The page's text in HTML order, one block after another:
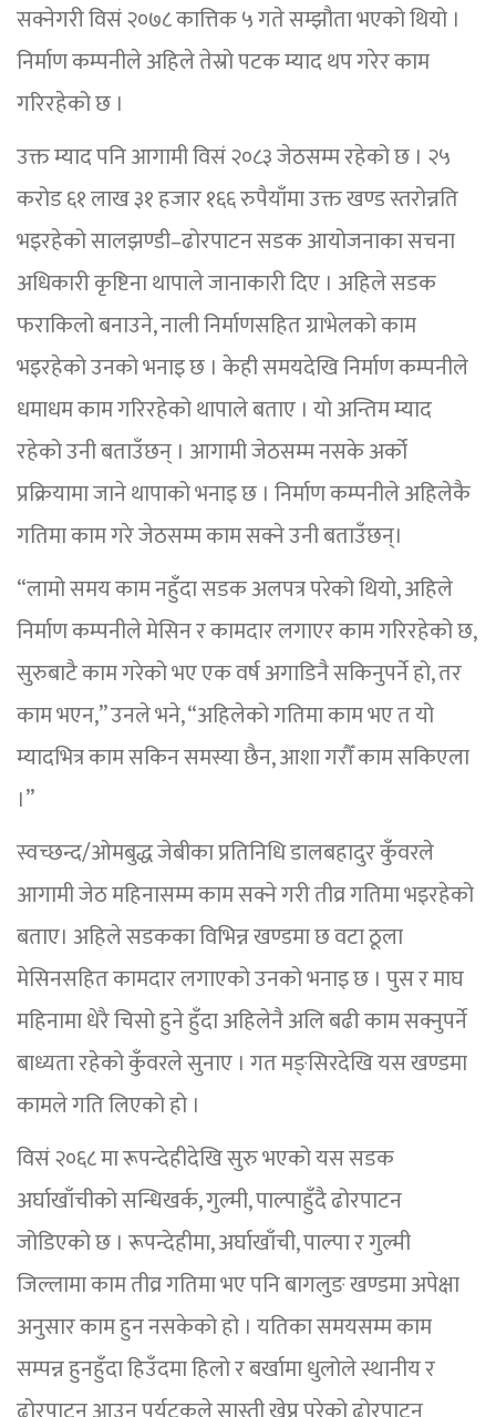
सक्नेगरी विसं २०७८ कात्तिक ५ गते सम्झौता भएको थियो ।
निर्माण कम्पनीले अहिले तेस्रो पटक म्याद थप गरेर काम
गरिरहेको छ ।
उक्त म्याद पनि आगामी विसं २०८३ जेठसम्म रहेको छ । २५
करोड ६१ लाख ३१ हजार १६६ रुपैयाँमा उक्त खण्ड स्तरोन्नति
भइरहेको सालझण्डी–ढोरपाटन सडक आयोजनाका सचना
अधिकारी कृष्टिना थापाले जानाकारी दिए । अहिले सडक
फराकिलो बनाउने, नाली निर्माणसहित ग्राभेलको काम
भइरहेको उनको भनाइ छ । केही समयदेखि निर्माण कम्पनीले
धमाधम काम गरिरहेको थापाले बताए । यो अन्तिम म्याद
रहेको उनी बताउँछन् । आगामी जेठसम्म नसके अर्को
प्रक्रियामा जाने थापाको भनाइ छ । निर्माण कम्पनीले अहिलेकै
गतिमा काम गरे जेठसम्म काम सक्ने उनी बताउँछन्।
“लामो समय काम नहुँदा सडक अलपत्र परेको थियो, अहिले
निर्माण कम्पनीले मेसिन र कामदार लगाएर काम गरिरहेको छ,
सुरुबाटै काम गरेको भए एक वर्ष अगाडिनै सकिनुपर्ने हो, तर
काम भएन,” उनले भने, “अहिलेको गतिमा काम भए त यो
म्यादभित्र काम सकिन समस्या छैन, आशा गरौँ काम सकिएला
।”
स्वच्छन्द/ओमबुद्ध जेबीका प्रतिनिधि डालबहादुर कुँवरले
आगामी जेठ महिनासम्म काम सक्ने गरी तीव्र गतिमा भइरहेको
बताए। अहिले सडकका विभिन्न खण्डमा छ वटा ठूला
मेसिनसहित कामदार लगाएको उनको भनाइ छ । पुस र माघ
महिनामा धेरै चिसो हुने हुँदा अहिलेनै अलि बढी काम सक्नुपर्ने
बाध्यता रहेको कुँवरले सुनाए । गत मङ्सिरदेखि यस खण्डमा
कामले गति लिएको हो ।
विसं २०६८ मा रूपन्देहीदेखि सुरु भएको यस सडक
अर्घाखाँचीको सन्धिखर्क, गुल्मी, पाल्पाहुँदै ढोरपाटन
जोडिएको छ । रूपन्देहीमा, अर्घाखाँची, पाल्पा र गुल्मी
जिल्लामा काम तीव्र गतिमा भए पनि बागलुङ खण्डमा अपेक्षा
अनुसार काम हुन नसकेको हो । यतिका समयसम्म काम
सम्पन्न हुनहुँदा हिउँदमा हिलो र बर्खामा धुलोले स्थानीय र